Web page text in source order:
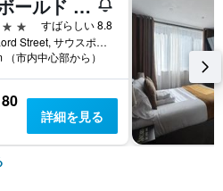
ザ ボールド ホテル、BW シグネチャー コレクション
すばらしい 8.8
583 Lord Street, サウスポート, イギリス
（市内中心部から）
詳細を見る